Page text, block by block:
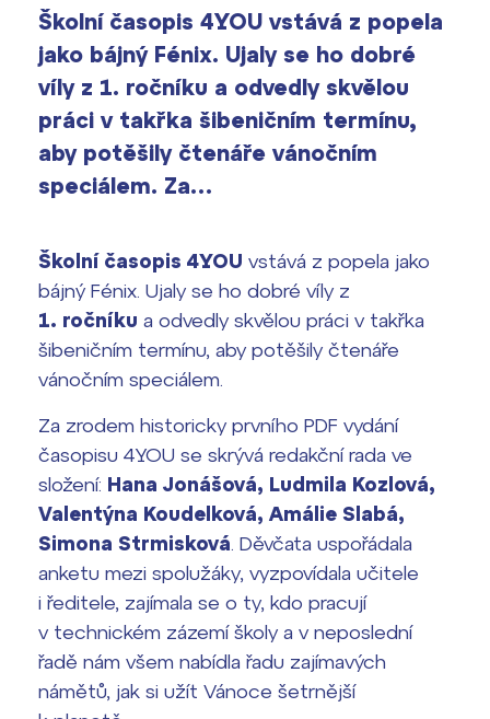
Projekty ›
Harmonogram školního roku ›
Press kit ›
Informace pro rodiče prvňáčků
Školné pro gymnázium
Přípravné kurzy a přijímací zkoušky
nanečisto
Výsledky 1. kola přijímacího řízení
2026/2027
Maturitní zkoušky
Europass
FOCUSing
Zahraniční stipendia
ČAG studentský
Maturitní témata
Pomoc! Mám problém!
Harmonogram školního roku
Termíny maturit
kontakt
vyhledávání
Bakaláři
Office 365
Školní časopis 4YOU vstává z popela
jako bájný Fénix. Ujaly se ho dobré
víly z 1. ročníku a odvedly skvělou
práci v takřka šibeničním termínu,
aby potěšily čtenáře vánočním
speciálem. Za…
Školní časopis 4YOU vstává z popela jako
bájný Fénix. Ujaly se ho dobré víly z
1. ročníku a odvedly skvělou práci v takřka
šibeničním termínu, aby potěšily čtenáře
vánočním speciálem.
Za zrodem historicky prvního PDF vydání
časopisu 4YOU se skrývá redakční rada ve
složení: Hana Jonášová, Ludmila Kozlová,
Valentýna Koudelková, Amálie Slabá,
Simona Strmisková . Děvčata uspořádala
anketu mezi spolužáky, vyzpovídala učitele
i ředitele, zajímala se o ty, kdo pracují
v technickém zázemí školy a v neposlední
řadě nám všem nabídla řadu zajímavých
námětů, jak si užít Vánoce šetrnější